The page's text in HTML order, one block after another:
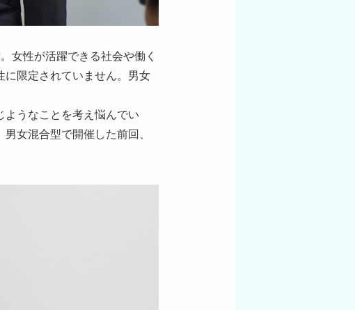
女性が活躍できる社会や働く
に限定されていません。男女
ようなことを考え悩んでい
女混合型で開催した前回、